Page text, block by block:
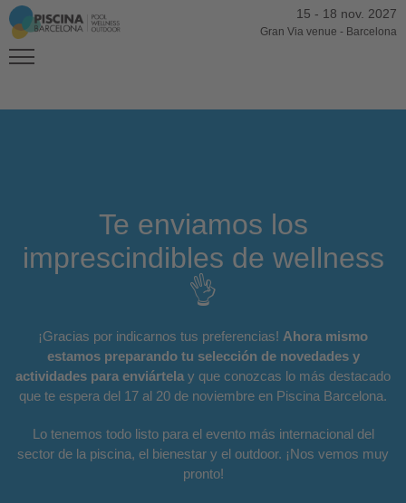
15 - 18 nov. 2027
Gran Via venue - Barcelona
Te enviamos los
imprescindibles de wellness
👌
¡Gracias por indicarnos tus preferencias! Ahora mismo
estamos preparando tu selección de novedades y
actividades para enviártela y que conozcas lo más destacado
que te espera del 17 al 20 de noviembre en Piscina Barcelona.
Lo tenemos todo listo para el evento más internacional del
sector de la piscina, el bienestar y el outdoor. ¡Nos vemos muy
pronto!